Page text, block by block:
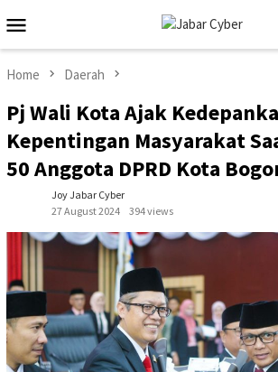
to
contentMenu
Home Daerah
Pj Wali Kota Ajak
Kepentingan Masyarakat
50 Anggota DPRD Kota
Joy Jabar Cyber
27 August 2024
394 views